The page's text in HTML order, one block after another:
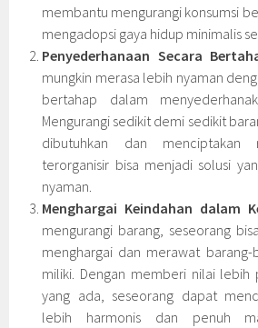
membantu mengurangi konsumsi
mengadopsi gaya hidup minimalis
Penyederhanaan Secara
mungkin merasa lebih nyaman
bertahap dalam
Mengurangi sedikit demi sedikit
dibutuhkan dan
terorganisir bisa menjadi solusi
nyaman.
Menghargai Keindahan dalam
mengurangi barang, seseorang
menghargai dan merawat barang-
miliki. Dengan memberi nilai lebih
yang ada, seseorang dapat
lebih harmonis dan penuh